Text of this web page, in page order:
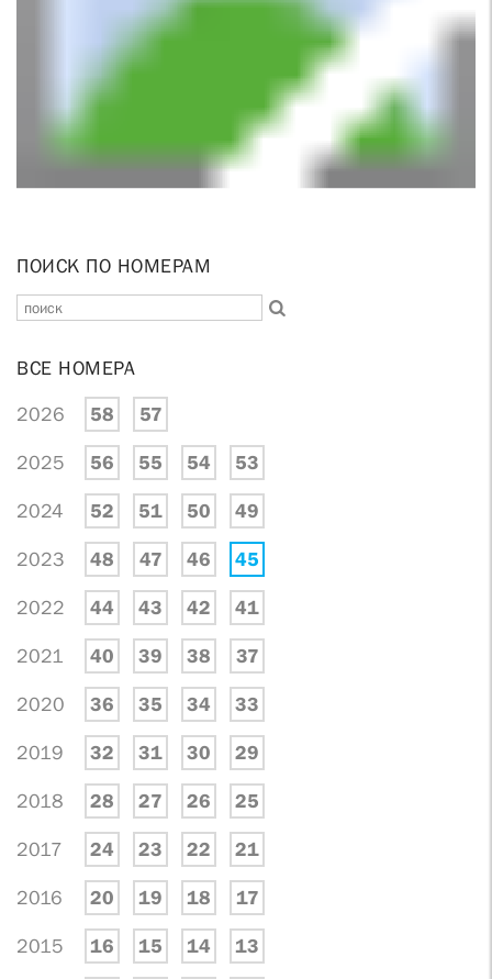
ПОИСК ПО НОМЕРАМ
ВСЕ НОМЕРА
2026 58 57
2025 56 55 54 53
2024 52 51 50 49
2023 48 47 46 45
2022 44 43 42 41
2021 40 39 38 37
2020 36 35 34 33
2019 32 31 30 29
2018 28 27 26 25
2017 24 23 22 21
2016 20 19 18 17
2015 16 15 14 13